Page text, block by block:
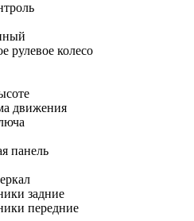
рулевое колесо
движения
панель
задние
передние